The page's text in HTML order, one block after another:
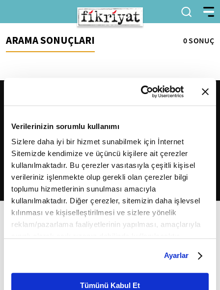
Verilerinizin sorumlu kullanımı
Sizlere daha iyi bir hizmet sunabilmek için İnternet
Sitemizde kendimize ve üçüncü kişilere ait çerezler
kullanılmaktadır. Bu çerezler vasıtasıyla çeşitli kişisel
verileriniz işlenmekte olup gerekli olan çerezler bilgi
toplumu hizmetlerinin sunulması amacıyla
kullanılmaktadır. Diğer çerezler, sitemizin daha işlevsel
kılınması ve kişiselleştirilmesi ve sizlere yönelik
reklam/pazarlama faaliyetlerinin yapılması, amaçlarıyla
belirleyebilirsiniz. Çerezlere ilişkin detaylı bilgi için
Ayarlar butonuna tıklayabilir,Çerez Bilgilendirme
Metnimizi ziyaret edebilirsiniz.
Ayarlar
Tümünü Kabul Et
ARAMA SONUÇLARI 0 SONUÇ
2026Fikriyat. Tüm hakları saklıdır.